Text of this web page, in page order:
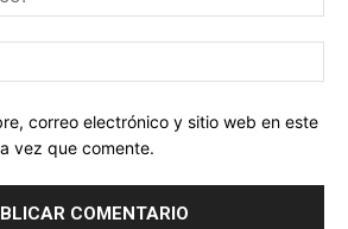
correo electrónico y sitio web en este
vez que comente.